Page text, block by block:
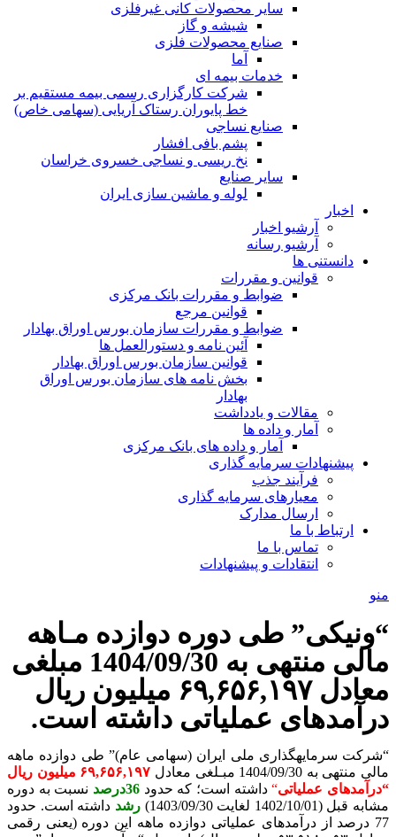
ساير محصولات كانی غيرفلزی
شیشه و گاز
صنایع محصولات فلزی
آما
خدمات بیمه ای
شرکت کارگزاری رسمی بیمه مستقیم بر
خط پایوران رستاک آریایی (سهامی خاص)
صنایع نساجی
پشم بافی افشار
نخ ریسی و نساجی خسروی خراسان
سایر صنایع
لوله و ماشین سازی ایران
اخبار
آرشیو اخبار
آرشیو رسانه
دانستنی ها
قوانین و مقررات
ضوابط و مقررات بانک مرکزی
قوانين مرجع
ضوابط و مقررات سازمان بورس اوراق بهادار
آئین نامه و دستورالعمل ها
قوانین سازمان بورس اوراق بهادار
بخش نامه های سازمان بورس اوراق
بهادار
مقالات و یادداشت
آمار و داده ها
آمار و داده های بانک مرکزی
پیشنهادات سرمایه گذاری
فرآیند جذب
معیارهای سرمایه گذاری
ارسال مدارک
ارتباط با ما
تماس با ما
انتقادات و پیشنهادات
منو
“ونیکی” طی دوره دوازده مـاهه
مالی منتهی به 1404/09/30 مبلغی
معادل ۶۹,۶۵۶,۱۹۷ میلیون ریال
درآمدهای عملیاتی داشته است.
“شرکت سرمایه­گذاری ملی ایران (سهامی عام)” طی دوازده ماهه
مالی منتهی به 1404/09/30 مبـلغی معادل
“درآمدهای عملیاتی“داشته است؛ که حدود 36درصد
نسبت به دوره
مشابه قبل (1402/10/01 لغایت 1403/09/30)
رشد داشته است. حدود
77 درصد از درآمدهای عملیاتی دوازده ماهه این دوره (یعنی رقمی